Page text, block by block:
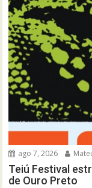
ago 7, 2026
Teiú Festival
de Ouro Preto